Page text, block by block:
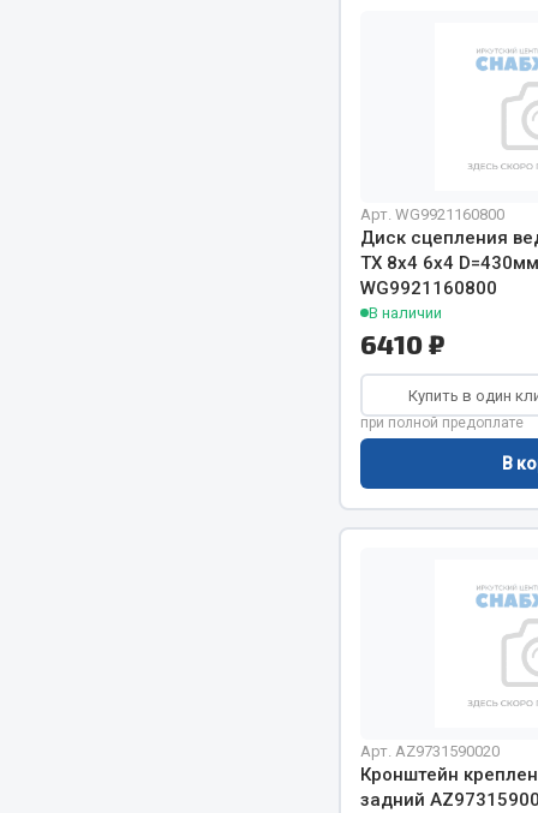
Двигатель
Мост
Система
Система
Сцепление
Весь раздел
Двигатель
Ось
Тормозная
Весь раздел
Арт. WG9921160800
Диск сцепления
TX 8х4 6х4
WG9921160800
В наличии
6410 ₽
Купить в один
при полной предоплате
В
Арт. AZ9731590020
Кронштейн
задний